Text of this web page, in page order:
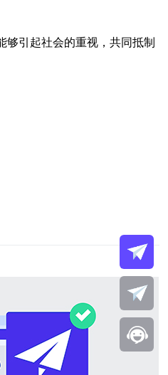
引起社会的重视，共同抵制